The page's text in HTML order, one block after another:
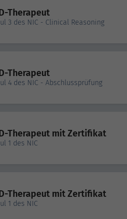
Therapeut
3 des NIC - Clinical Reasoning
Therapeut
4 des NIC - Abschlussprüfung
Therapeut mit Zertifikat
1 des NIC
Therapeut mit Zertifikat
1 des NIC